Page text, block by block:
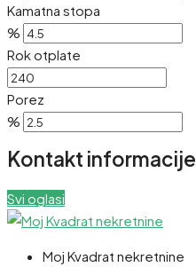
Kamatna stopa
%
Rok otplate
Porez
%
Kontakt informacije
Svi oglasi
Moj Kvadrat nekretnine